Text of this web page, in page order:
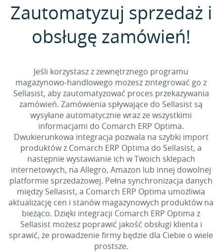
Zautomatyzuj sprzedaż i
obsługę zamówień!
Jeśli korzystasz z zewnętrznego programu
magazynowo-handlowego możesz zintegrować go z
Sellasist, aby zautomatyzować proces przekazywania
zamówień. Zamówienia spływające do Sellasist są
wysyłane automatycznie wraz ze wszystkimi
informacjami do Comarch ERP Optima.
Dwukierunkowa integracja pozwala na szybki import
produktów z Comarch ERP Optima do Sellasist, a
następnie wystawianie ich w Twoich sklepach
internetowych, na Allegro, Amazon lub innej dowolnej
platformie sprzedażowej. Pełna synchronizacja danych
między Sellasist, a Comarch ERP Optima umożliwia
aktualizację cen i stanów magazynowych produktów na
bieżąco. Dzięki integracji Comarch ERP Optima z
Sellasist możesz poprawić jakość obsługi klienta i
sprawić, że prowadzenie firmy będzie dla Ciebie o wiele
prostsze.